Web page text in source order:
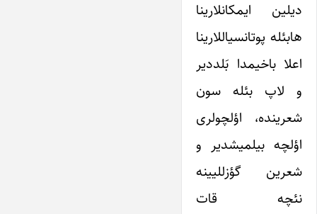
دیلین ایمکانلارینا
هابئله پوتانسیاللارینا
اعلا باخیمدا بَلددیر
و لاپ بئله سون
شعرینده، اؤلچولری
اؤلچه بیلمیشدیر و
شعرین گؤزللیینه
نئچه قات